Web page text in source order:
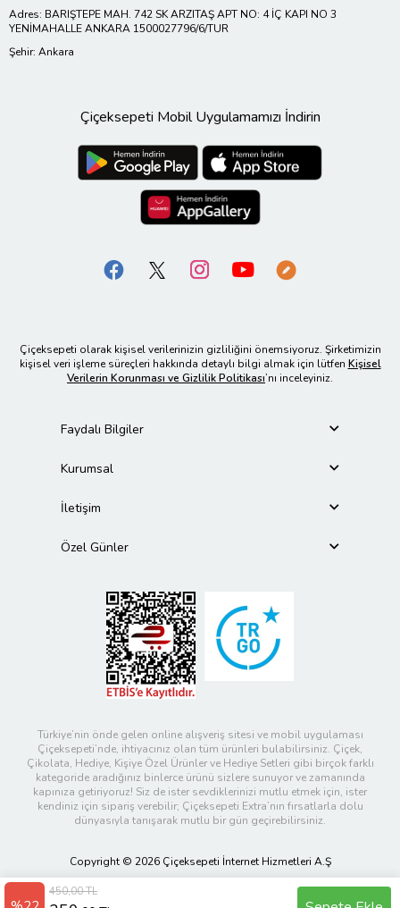
450,00 TL
Adres: BARIŞTEPE MAH. 742 SK ARZITAŞ APT NO: 4 İÇ KAPI NO 3
YENİMAHALLE ANKARA 1500027796/6/TUR
Şehir: Ankara
Çiçeksepeti Mobil Uygulamamızı İndirin
Çiçeksepeti olarak kişisel verilerinizin gizliliğini önemsiyoruz. Şirketimizin
kişisel veri işleme süreçleri hakkında detaylı bilgi almak için lütfen Kişisel
Verilerin Korunması ve Gizlilik Politikası’nı inceleyiniz.
Faydalı Bilgiler
Kurumsal
İletişim
Özel Günler
Türkiye’nin önde gelen online alışveriş sitesi ve mobil uygulaması
Çiçeksepeti’nde, ihtiyacınız olan tüm ürünleri bulabilirsiniz. Çiçek,
Çikolata, Hediye, Kişiye Özel Ürünler ve Hediye Setleri gibi birçok farklı
kategoride aradığınız binlerce ürünü sizlere sunuyor ve zamanında
kapınıza getiriyoruz! Siz de ister sevdiklerinizi mutlu etmek için, ister
kendiniz için sipariş verebilir; Çiçeksepeti Extra’nın fırsatlarla dolu
dünyasıyla tanışarak mutlu bir gün geçirebilirsiniz.
Copyright © 2026 Çiçeksepeti İnternet Hizmetleri A.Ş